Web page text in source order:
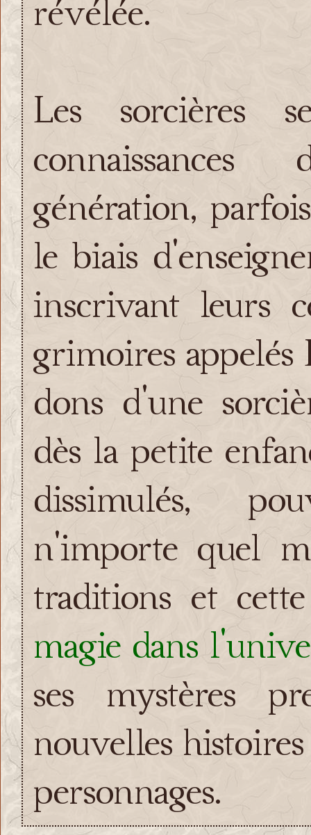
révélée.
Les sorcières
génération,
le biais
inscrivant leurs
grimoires appelés
dons d'une
dès la petite
dissimulés,
n'importe quel
traditions et
magie dans
ses mystères
nouvelles
personnages.